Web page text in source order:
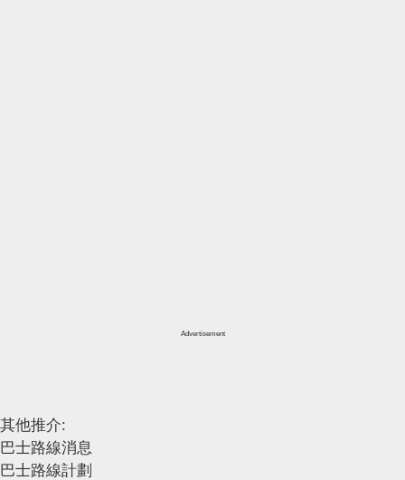
Advertisement
其他推介:
巴士路線消息
巴士路線計劃